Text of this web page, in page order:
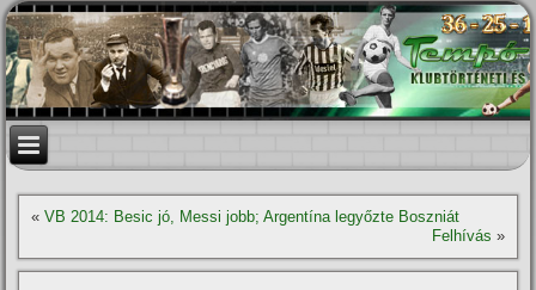
«VB 2014: Besic jó, Messi jobb; Argentí­na legyőzte Boszniát
Felhí­vás »